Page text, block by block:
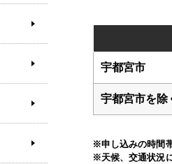
宇都宮市
宇都宮市を除
※申し込みの時間
※天候、交通状況